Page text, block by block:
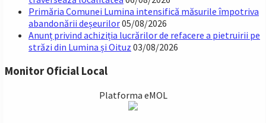
Primăria Comunei Lumina intensifică măsurile împotriva
abandonării deșeurilor05/08/2026
Anunț privind achiziția lucrărilor de refacere a pietruirii pe
străzi din Lumina și Oituz 03/08/2026
Monitor Oficial Local
Platforma eMOL